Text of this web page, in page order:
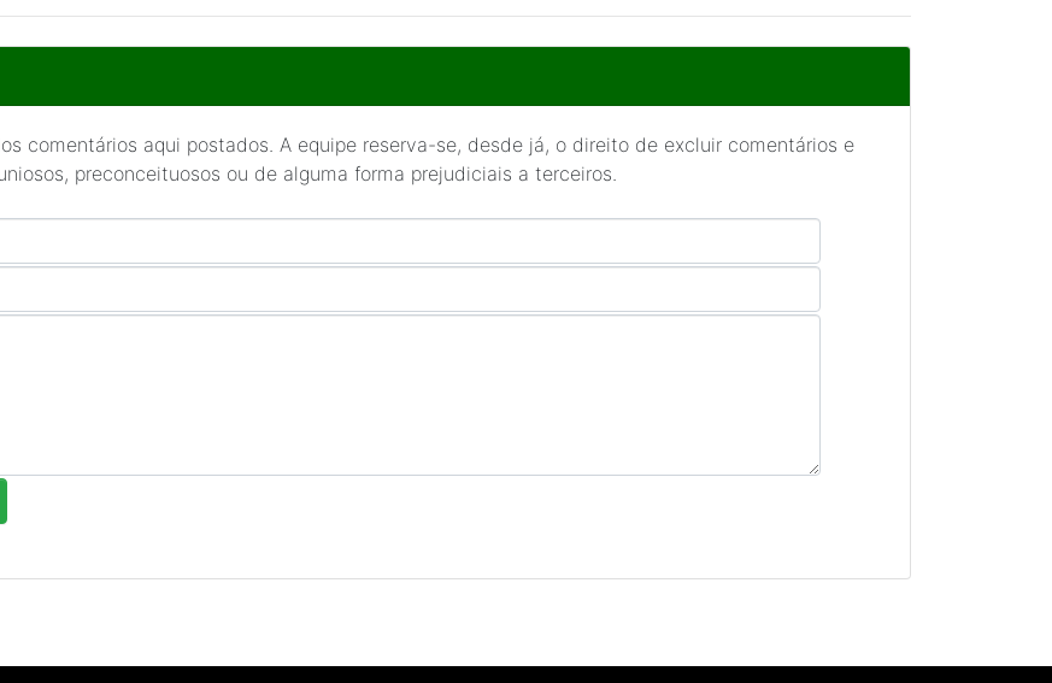
comentários aqui postados. A equipe reserva-se, desde já, o direito de excluir comentários e
preconceituosos ou de alguma forma prejudiciais a terceiros.